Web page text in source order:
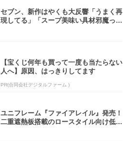
セブン、新作はやくも大反響「うまく再
現してる」「スープ美味い具材邪魔って
【宝くじ何年も買って一度も当たらない
人へ】原因、はっきりしてます
PR(合同会社デジタルファーム )
ユニフレーム『ファイアレイル』発売！
二重遮熱板搭載のロースタイル向け低型